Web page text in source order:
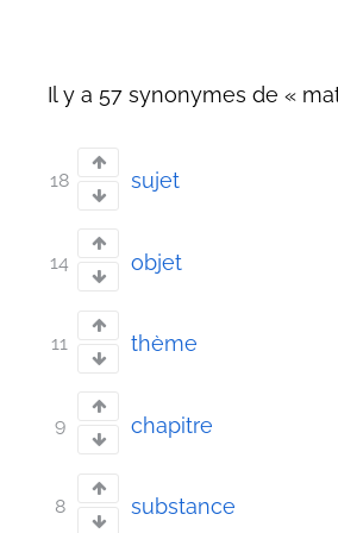
Il y a 57 synonymes de «
18 sujet
14 objet
11 thème
9 chapitre
8 substance